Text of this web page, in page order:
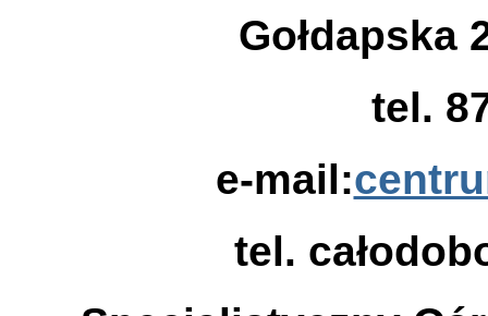
Gołdapska
tel.
e-mail:
tel.